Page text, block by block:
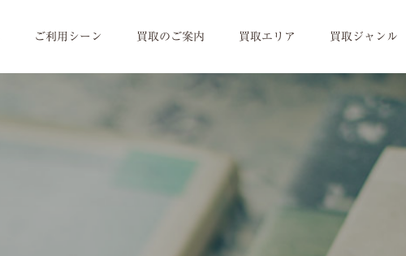
ご利用シーン 買取のご案内 買取エリア 買取ジャンル